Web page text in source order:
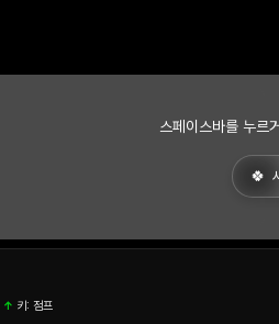
스페이스바를 누르
↑ 키: 점프